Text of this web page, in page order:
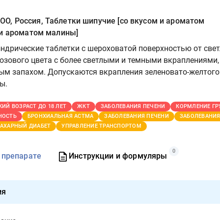
Россия, Таблетки шипучие [со вкусом и ароматом
ароматом малины]
таблетки с шероховатой поверхностью от
цвета с более светлыми и темными вкраплениями,
запахом. Допускаются вкрапления зеленовато-желтого
ВОЗРАСТ ДО 18 ЛЕТ ЖКТ ЗАБОЛЕВАНИЯ ПЕЧЕНИ
КОРМЛЕНИЕ
БРОНХИАЛЬНАЯ АСТМА ЗАБОЛЕВАНИЯ ПЕЧЕНИ
ДИАБЕТ УПРАВЛЕНИЕ ТРАНСПОРТОМ
Инструкции и формуляры
0